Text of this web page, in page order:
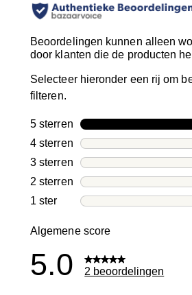
Beoordelingen kunnen alleen
door klanten die de producten
Selecteer hieronder een rij om
filteren.
5 sterren sterren
4 sterren sterren
3 sterren sterren
2 sterren sterren
1 ster sterren
Algemene score
5.0 2 beoordelingen